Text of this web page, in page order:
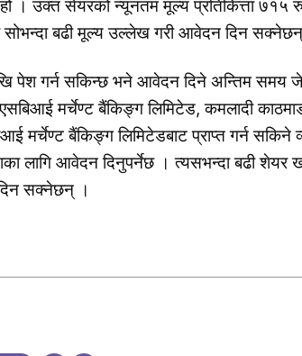
। उक्त सेयरको न्यूनतम मूल्य प्रतिकित्ता ७१५
सोभन्दा बढी मूल्य उल्लेख गरी आवेदन दिन
पेश गर्न सकिन्छ भने आवेदन दिने अन्तिम समय
मर्चेण्ट बैंकिङ्ग लिमिटेड, कमलादी
मर्चेण्ट बैंकिङ्ग लिमिटेडबाट प्राप्त गर्न
लागि आवेदन दिनुपर्नेछ । त्यसभन्दा बढी शेयर
सक्नेछन् ।